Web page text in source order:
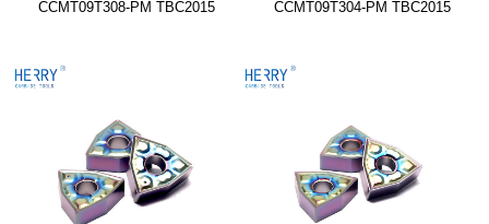
CCMT09T308-PM TBC2015 CCMT09T304-PM TBC2015